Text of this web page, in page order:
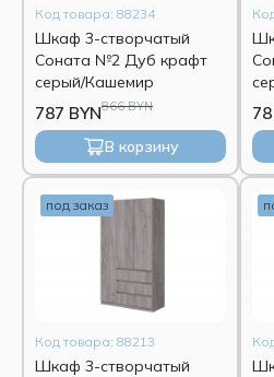
Код товара: 88234
Шкаф 3-створчатый
Соната №2 Дуб крафт
серый/Кашемир
866 BYN
787 BYN
В корзину
под заказ
Код товара: 88213
Шкаф 3-створчатый